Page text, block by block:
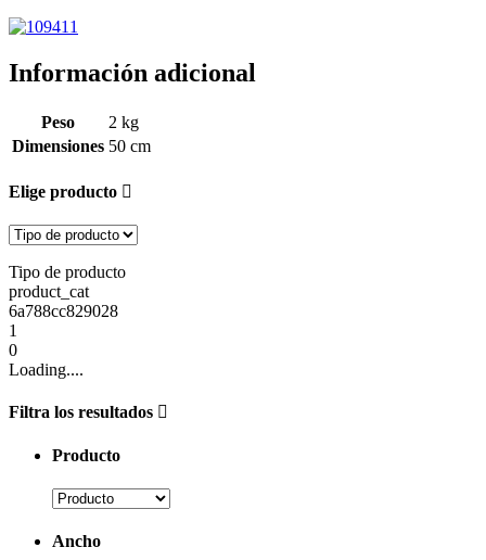
Información adicional
Peso
2 kg
Dimensiones 50 cm
Elige producto
Tipo de producto
product_cat
6a788cc829028
1
0
Loading....
Filtra los resultados
Producto
Ancho